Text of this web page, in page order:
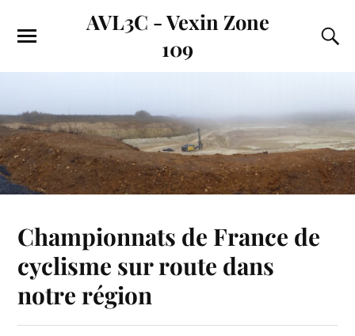
AVL3C - Vexin Zone
109
Championnats de France de
cyclisme sur route dans
notre région